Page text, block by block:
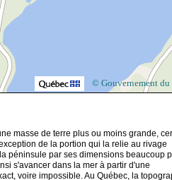
© Gouvernement du
masse de terre plus ou moins grande,
de la portion qui la relie au rivage
péninsule par ses dimensions beaucoup
s'avancer dans la mer à partir d'une
voire impossible. Au Québec, la